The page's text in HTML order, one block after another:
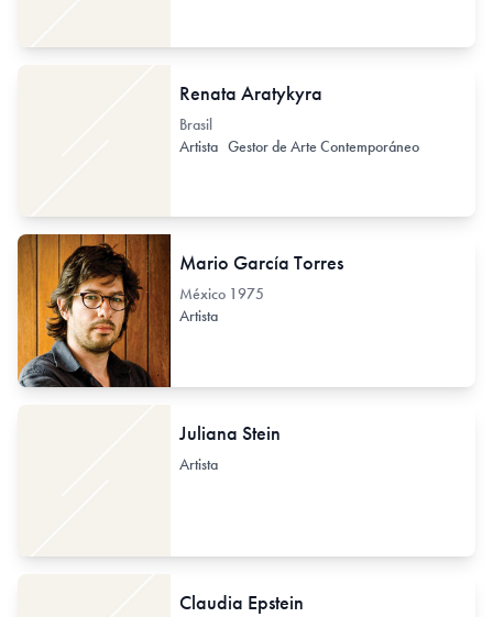
Renata Aratykyra
Brasil
Artista Gestor de Arte Contemporáneo
Mario García Torres
México 1975
Artista
Juliana Stein
Artista
Claudia Epstein